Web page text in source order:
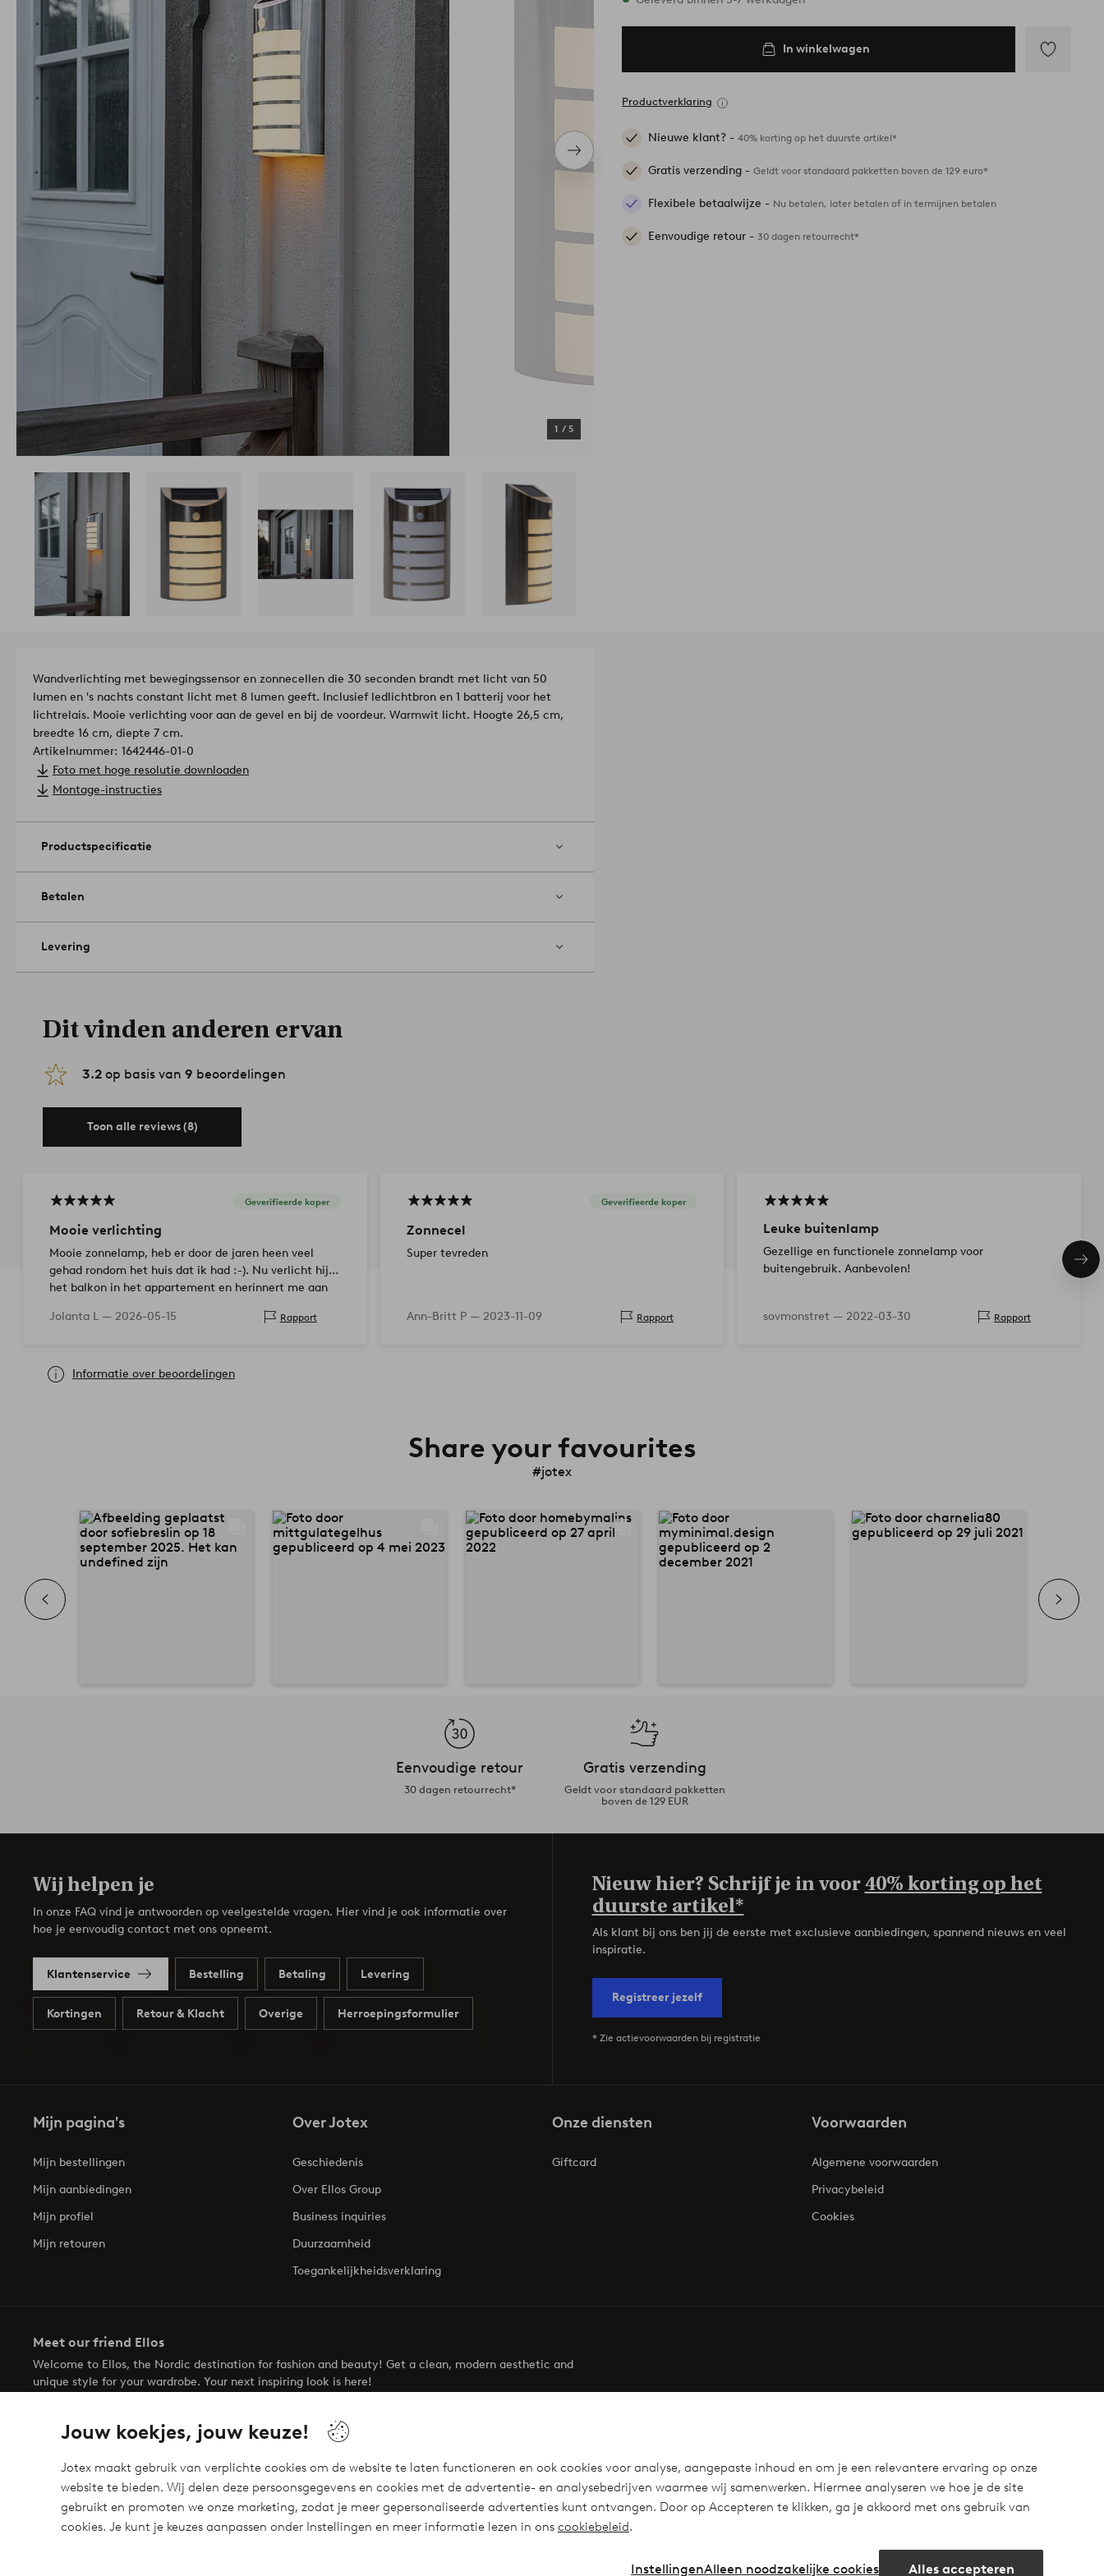
Jouw koekjes, jouw keuze!
Jotex maakt gebruik van verplichte cookies om de website te laten functioneren en ook cookies voor analyse, aangepaste inhoud en om je een relevantere ervaring op onze
website te bieden. Wij delen deze persoonsgegevens en cookies met de advertentie- en analysebedrijven waarmee wij samenwerken. Hiermee analyseren we hoe je de site
gebruikt en promoten we onze marketing, zodat je meer gepersonaliseerde advertenties kunt ontvangen. Door op Accepteren te klikken, ga je akkoord met ons gebruik van
cookies. Je kunt je keuzes aanpassen onder Instellingen en meer informatie lezen in ons cookiebeleid.
Alles accepteren
Alleen noodzakelijke cookies
Instellingen
Volgend
item
1 / 5
In winkelwagen
Productverklaring
Nieuwe klant? -40% korting op het duurste artikel*
Gratis verzending -Geldt voor standaard pakketten boven de 129 euro*
Flexibele betaalwijze - Nu betalen, later betalen of in termijnen betalen
Eenvoudige retour -30 dagen retourrecht*
Wandverlichting met bewegingssensor en zonnecellen die 30 seconden brandt met licht van 50
lumen en 's nachts constant licht met 8 lumen geeft. Inclusief ledlichtbron en 1 batterij voor het
lichtrelais. Mooie verlichting voor aan de gevel en bij de voordeur. Warmwit licht. Hoogte 26,5 cm,
breedte 16 cm, diepte 7 cm.
Artikelnummer: 1642446-01-0
Foto met hoge resolutie downloaden
Montage-instructies
Productspecificatie
Betalen
Levering
Dit vinden anderen ervan
3.2 op basis van 9 beoordelingen
Toon alle reviews (8)
Geverifieerde koper
Mooie verlichting
Mooie zonnelamp, heb er door de jaren heen veel
gehad rondom het huis dat ik had :-). Nu verlicht hij
het balkon in het appartement en herinnert me aan
Jolanta L — 2026-05-15 Rapport
Geverifieerde koper
Zonnecel
Super tevreden
Ann-Britt P — 2023-11-09 Rapport
Leuke buitenlamp
Gezellige en functionele zonnelamp voor
buitengebruik. Aanbevolen!
sovmonstret — 2022-03-30 Rapport
Informatie over beoordelingen
Share your favourites
#jotex
Eenvoudige retour
30 dagen retourrecht*
Gratis verzending
Geldt voor standaard pakketten
boven de 129 EUR
Wij helpen je
In onze FAQ vind je antwoorden op veelgestelde vragen. Hier vind je ook informatie over
hoe je eenvoudig contact met ons opneemt.
Klantenservice Bestelling Betaling Levering
Kortingen Retour & Klacht Overige Herroepingsformulier
Nieuw hier? Schrijf je in voor40% korting op het
duurste artikel*
Als klant bij ons ben jij de eerste met exclusieve aanbiedingen, spannend nieuws en veel
inspiratie.
Registreer jezelf
* Zie actievoorwaarden bij registratie
Mijn pagina's
Mijn bestellingen
Mijn aanbiedingen
Mijn profiel
Mijn retouren
Over Jotex
Geschiedenis
Over Ellos Group
Business inquiries
Duurzaamheid
Toegankelijkheidsverklaring
Onze diensten
Giftcard
Voorwaarden
Algemene voorwaarden
Privacybeleid
Cookies
Meet our friend Ellos
Welcome to Ellos, the Nordic destination for fashion and beauty! Get a clean, modern aesthetic and
unique style for your wardrobe. Your next inspiring look is here!
Veilig betalen - Nu betalen of opsplitsen
Wil je meer weten over